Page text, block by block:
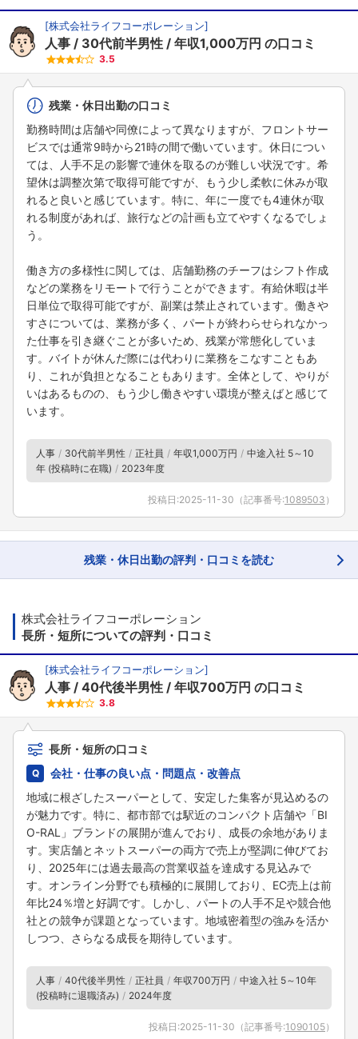
[株式会社ライフコーポレーション]
人事 30代前半男性 年収1,000万円 の口コミ
3.5
残業・休日出勤の口コミ
勤務時間は店舗や同僚によって異なりますが、フロントサー
ビスでは通常9時から21時の間で働いています。休日につい
ては、人手不足の影響で連休を取るのが難しい状況です。希
望休は調整次第で取得可能ですが、もう少し柔軟に休みが取
れると良いと感じています。特に、年に一度でも4連休が取
れる制度があれば、旅行などの計画も立てやすくなるでしょ
う。
働き方の多様性に関しては、店舗勤務のチーフはシフト作成
などの業務をリモートで行うことができます。有給休暇は半
日単位で取得可能ですが、副業は禁止されています。働きや
すさについては、業務が多く、パートが終わらせられなかっ
た仕事を引き継ぐことが多いため、残業が常態化していま
す。バイトが休んだ際には代わりに業務をこなすこともあ
り、これが負担となることもあります。全体として、やりが
いはあるものの、もう少し働きやすい環境が整えばと感じて
います。
人事 30代前半男性 正社員 年収1,000万円
中途入社 5～10
年 (投稿時に在職)
2023年度
投稿日:2025-11-30 （記事番号:1089503 ）
残業・休日出勤の評判・口コミを読む
株式会社ライフコーポレーション
長所・短所についての評判・口コミ
[株式会社ライフコーポレーション]
人事 40代後半男性 年収700万円 の口コミ
3.8
長所・短所の口コミ
会社・仕事の良い点・問題点・改善点
地域に根ざしたスーパーとして、安定した集客が見込めるの
が魅力です。特に、都市部では駅近のコンパクト店舗や「BI
O-RAL」ブランドの展開が進んでおり、成長の余地がありま
す。実店舗とネットスーパーの両方で売上が堅調に伸びてお
り、2025年には過去最高の営業収益を達成する見込みで
す。オンライン分野でも積極的に展開しており、EC売上は前
年比24％増と好調です。しかし、パートの人手不足や競合他
社との競争が課題となっています。地域密着型の強みを活か
しつつ、さらなる成長を期待しています。
人事 40代後半男性 正社員 年収700万円
中途入社 5～10年
(投稿時に退職済み)
2024年度
投稿日:2025-11-30 （記事番号:1090105）